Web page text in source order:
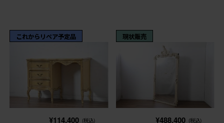
これからリペア予定品
¥114,400 (税込)
現状販売
¥488,400 (税込)